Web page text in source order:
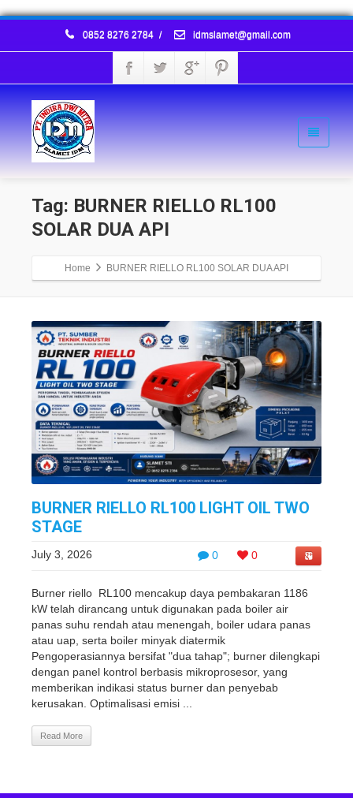
0852 8276 2784 / idmslamet@gmail.com
Tag: BURNER RIELLO RL100
SOLAR DUA API
Home BURNER RIELLO RL100 SOLAR DUA API
BURNER RIELLO RL100 LIGHT OIL TWO
STAGE
0 0
July 3, 2026
Burner riello RL100 mencakup daya pembakaran 1186
kW telah dirancang untuk digunakan pada boiler air
panas suhu rendah atau menengah, boiler udara panas
atau uap, serta boiler minyak diatermik
Pengoperasiannya bersifat "dua tahap"; burner dilengkapi
dengan panel kontrol berbasis mikroprosesor, yang
memberikan indikasi status burner dan penyebab
kerusakan. Optimalisasi emisi ...
Read More